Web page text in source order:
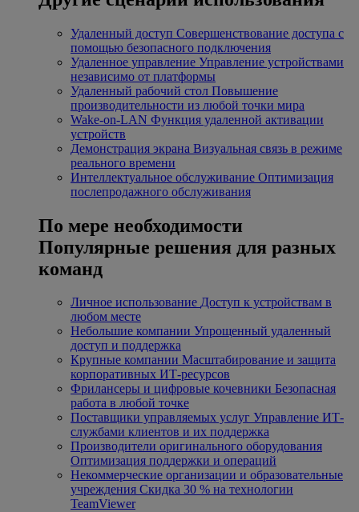
Удаленный доступ Совершенствование доступа с
помощью безопасного подключения
Удаленное управление Управление устройствами
независимо от платформы
Удаленный рабочий стол Повышение
производительности из любой точки мира
Wake-on-LAN Функция удаленной активации
устройств
Демонстрация экрана Визуальная связь в режиме
реального времени
Интеллектуальное обслуживание Оптимизация
послепродажного обслуживания
По мере необходимости
Популярные решения для разных
команд
Личное использование Доступ к устройствам в
любом месте
Небольшие компании Упрощенный удаленный
доступ и поддержка
Крупные компании Масштабирование и защита
корпоративных ИТ-ресурсов
Фрилансеры и цифровые кочевники Безопасная
работа в любой точке
Поставщики управляемых услуг Управление ИТ-
службами клиентов и их поддержка
Производители оригинального оборудования
Оптимизация поддержки и операций
Некоммерческие организации и образовательные
учреждения Скидка 30 % на технологии
TeamViewer